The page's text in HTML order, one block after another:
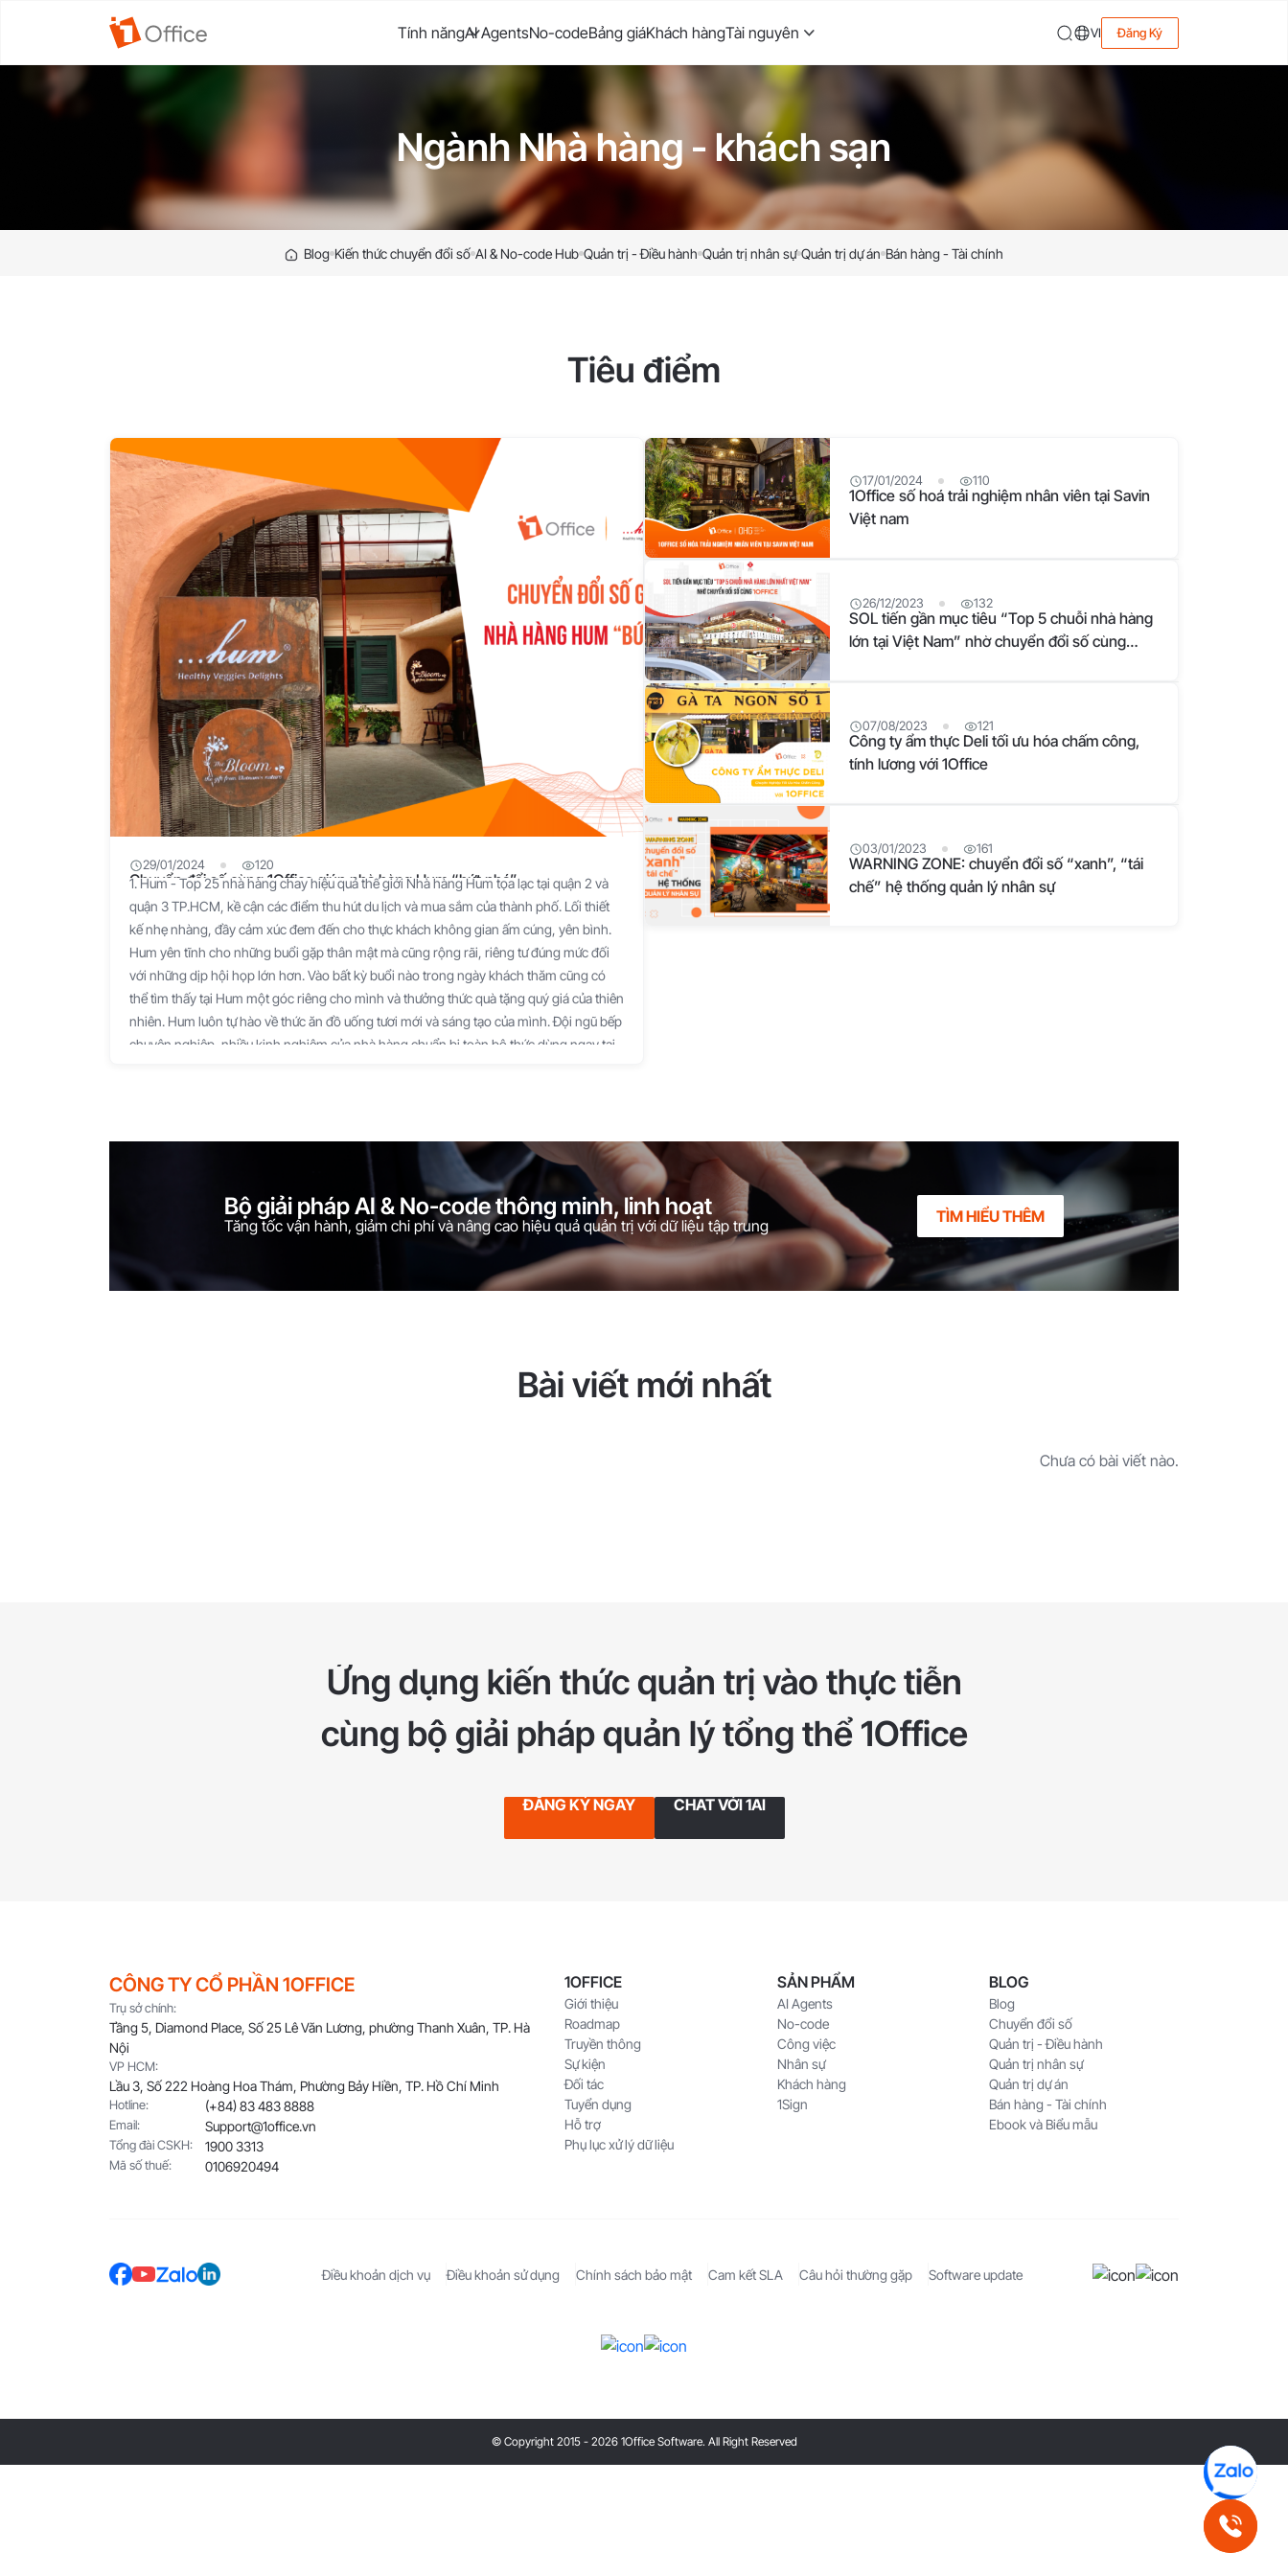
Tính năngAI AgentsNo-codeBảng giáKhách hàngTài nguyên VI Đăng Ký
Ngành Nhà hàng - khách sạn
Blog Kiến thức chuyển đổi số AI & No-code Hub Quản trị - Điều hành Quản trị nhân sự Quản trị dự án Bán hàng - Tài chính
Tiêu điểm
29/01/2024 120
Chuyển đổi số cùng 1Office giúp nhà hàng Hum “bứt phá”
1. Hum - Top 25 nhà hàng chay hiệu quả thế giới Nhà hàng Hum tọa lạc tại quận 2 và
quận 3 TP.HCM, kề cận các điểm thu hút du lịch và mua sắm của thành phố. Lối thiết
kế nhẹ nhàng, đầy cảm xúc đem đến cho thực khách không gian ấm cúng, yên bình.
Hum yên tĩnh cho những buổi gặp thân mật mà cũng rộng rãi, riêng tư đúng mức đối
với những dịp hội họp lớn hơn. Vào bất kỳ buổi nào trong ngày khách thăm cũng có
thể tìm thấy tại Hum một góc riêng cho mình và thưởng thức quà tặng quý giá của thiên
nhiên. Hum luôn tự hào về thức ăn đồ uống tươi mới và sáng tạo của mình. Đội ngũ bếp
chuyên nghiệp, nhiều kinh nghiệm của nhà hàng chuẩn bị toàn bộ thức dùng ngay tại
chay hiệu quả thế giới[/caption] “Hum” bắt nguồn từ câu chú tiếng Phạn Om Mani
Padme Hum. Có thể dịch câu này là Om, ngọc quý trong hoa sen, Hum (Om, to the
Jewel in the Lotus, hum). Về ý nghĩa diễn giải trong Phật pháp, ‘ngọc’ tượng trưng cho
tâm bồ đề, và ‘hoa sen’ tượng trưng cho tấm lòng con người. Như vậy, hiểu một cách
đơn giản, câu chú này mang ý nghĩa ‘Tâm bồ đề nở trong lòng người’. Con người được
khuyên răn không nên
17/01/2024 110
1Office số hoá trải nghiệm nhân viên tại Savin
Việt nam
26/12/2023 132
SOL tiến gần mục tiêu “Top 5 chuỗi nhà hàng
lớn tại Việt Nam” nhờ chuyển đổi số cùng
07/08/2023 121
Công ty ẩm thực Deli tối ưu hóa chấm công,
tính lương với 1Office
03/01/2023 161
WARNING ZONE: chuyển đổi số “xanh”, “tái
chế” hệ thống quản lý nhân sự
Bộ giải pháp AI & No-code thông minh, linh hoạt
Tăng tốc vận hành, giảm chi phí và nâng cao hiệu quả quản trị với dữ liệu tập trung TÌM HIỂU THÊM
Bài viết mới nhất
Chưa có bài viết nào.
Ứng dụng kiến thức quản trị vào thực tiễn
cùng bộ giải pháp quản lý tổng thể 1Office
ĐĂNG KÝ NGAY CHAT VỚI 1AI
CÔNG TY CỔ PHẦN 1OFFICE
Trụ sở chính:
Tầng 5, Diamond Place, Số 25 Lê Văn Lương, phường Thanh Xuân, TP. Hà
Nội
VP HCM:
Lầu 3, Số 222 Hoàng Hoa Thám, Phường Bảy Hiền, TP. Hồ Chí Minh
Hotline: (+84) 83 483 8888
Email: Support@1office.vn
Tổng đài CSKH: 1900 3313
Mã số thuế: 0106920494
1OFFICE
Giới thiệu
Roadmap
Truyền thông
Sự kiện
Đối tác
Tuyển dụng
Hỗ trợ
Phụ lục xử lý dữ liệu
SẢN PHẨM
AI Agents
No-code
Công việc
Nhân sự
Khách hàng
1Sign
BLOG
Blog
Chuyển đổi số
Quản trị - Điều hành
Quản trị nhân sự
Quản trị dự án
Bán hàng - Tài chính
Ebook và Biểu mẫu
Điều khoản dịch vụ Điều khoản sử dụng Chính sách bảo mật Cam kết SLA Câu hỏi thường gặp Software update
© Copyright 2015 - 2026 1Office Software. All Right Reserved